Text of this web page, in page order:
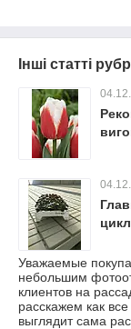
Інші статті
Уважаемые
небольшим
клиентов на
расскажем как
выглядит сама